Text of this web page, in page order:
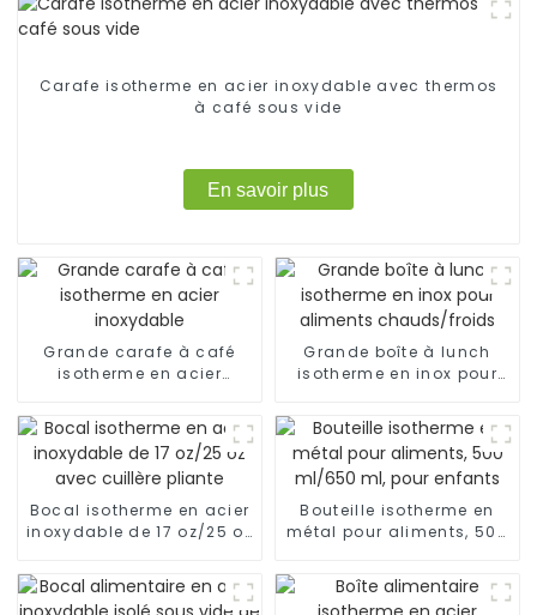
Carafe isotherme en acier inoxydable avec thermos
à café sous vide
En savoir plus
Grande carafe à café
isotherme en acier
Grande boîte à lunch
isotherme en inox pour
Bocal isotherme en acier
inoxydable de 17 oz/25 oz
Bouteille isotherme en
métal pour aliments, 500